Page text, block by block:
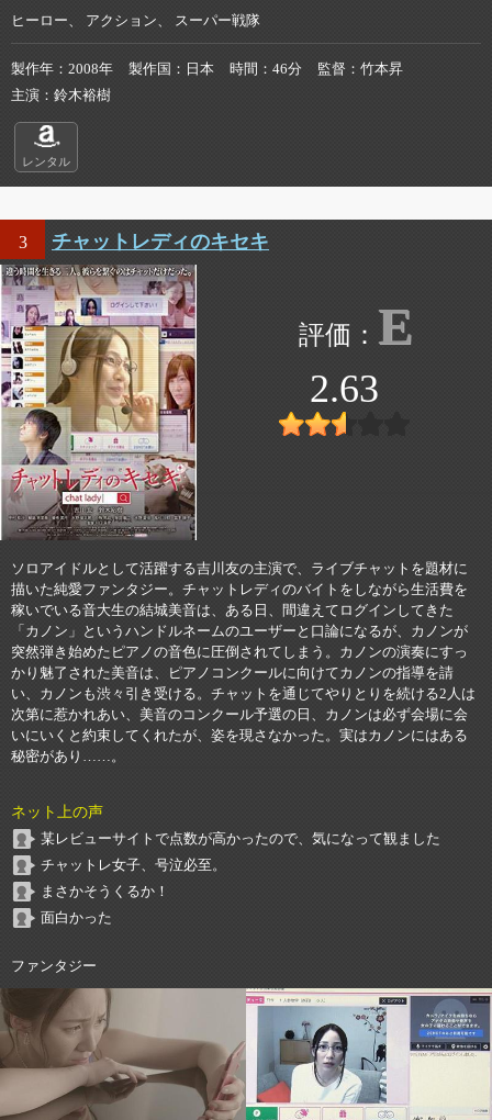
ヒーロー、 アクション、 スーパー戦隊
製作年 2008年 製作国 日本 時間 46分 監督
竹本昇
主演
鈴木裕樹
レンタル
3 チャットレディのキセキ
E
2.63
ソロアイドルとして活躍する吉川友の主演で、ライブチャットを題材に
描いた純愛ファンタジー。チャットレディのバイトをしながら生活費を
稼いでいる音大生の結城美音は、ある日、間違えてログインしてきた
「カノン」というハンドルネームのユーザーと口論になるが、カノンが
突然弾き始めたピアノの音色に圧倒されてしまう。カノンの演奏にすっ
かり魅了された美音は、ピアノコンクールに向けてカノンの指導を請
い、カノンも渋々引き受ける。チャットを通じてやりとりを続ける2人は
次第に惹かれあい、美音のコンクール予選の日、カノンは必ず会場に会
いにいくと約束してくれたが、姿を現さなかった。実はカノンにはある
秘密があり……。
ネット上の声
某レビューサイトで点数が高かったので、気になって観ました
チャットレ女子、号泣必至。
まさかそうくるか！
面白かった
ファンタジー